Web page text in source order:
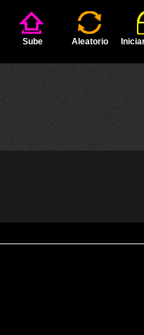
Sube Aleatorio